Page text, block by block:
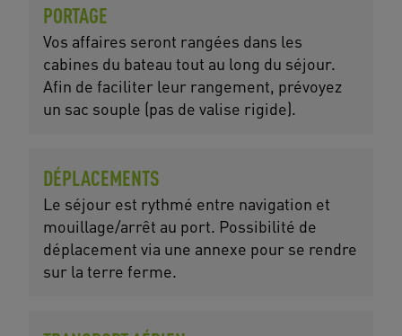
PORTAGE
Vos affaires seront rangées dans les
cabines du bateau tout au long du séjour.
Afin de faciliter leur rangement, prévoyez
un sac souple (pas de valise rigide).
DÉPLACEMENTS
Le séjour est rythmé entre navigation et
mouillage/arrêt au port. Possibilité de
déplacement via une annexe pour se rendre
sur la terre ferme.